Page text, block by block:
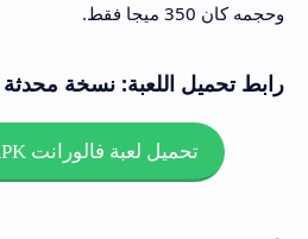
وحجمه كان 350 ميجا فقط.
رابط تحميل اللعبة: نسخة محدثة
تحميل لعبة فالورانت APK للاندرويد هنا